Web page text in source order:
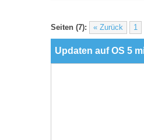
Seiten (7): « Zurück 1
0
1
2
3
4
5
Updaten auf OS 5